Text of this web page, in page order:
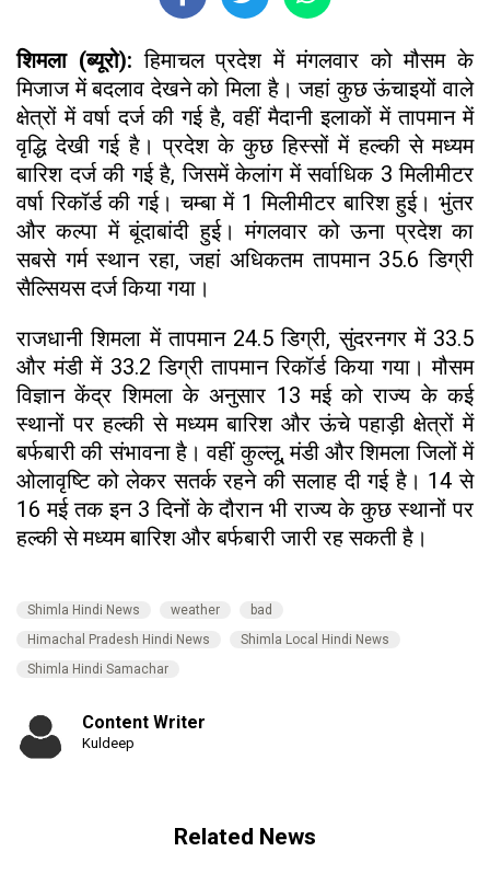
शिमला (ब्यूरो): हिमाचल प्रदेश में मंगलवार को मौसम के
मिजाज में बदलाव देखने को मिला है। जहां कुछ ऊंचाइयों वाले
क्षेत्रों में वर्षा दर्ज की गई है, वहीं मैदानी इलाकों में तापमान में
वृद्धि देखी गई है। प्रदेश के कुछ हिस्सों में हल्की से मध्यम
बारिश दर्ज की गई है, जिसमें केलांग में सर्वाधिक 3 मिलीमीटर
वर्षा रिकॉर्ड की गई। चम्बा में 1 मिलीमीटर बारिश हुई। भुंतर
और कल्पा में बूंदाबांदी हुई। मंगलवार को ऊना प्रदेश का
सबसे गर्म स्थान रहा, जहां अधिकतम तापमान 35.6 डिग्री
सैल्सियस दर्ज किया गया।
राजधानी शिमला में तापमान 24.5 डिग्री, सुंदरनगर में 33.5
और मंडी में 33.2 डिग्री तापमान रिकॉर्ड किया गया। मौसम
विज्ञान केंद्र शिमला के अनुसार 13 मई को राज्य के कई
स्थानों पर हल्की से मध्यम बारिश और ऊंचे पहाड़ी क्षेत्रों में
बर्फबारी की संभावना है। वहीं कुल्लू, मंडी और शिमला जिलों में
ओलावृष्टि को लेकर सतर्क रहने की सलाह दी गई है। 14 से
16 मई तक इन 3 दिनों के दौरान भी राज्य के कुछ स्थानों पर
हल्की से मध्यम बारिश और बर्फबारी जारी रह सकती है।
Shimla Hindi News weather
bad
Himachal Pradesh Hindi News
Shimla Local Hindi News
Shimla Hindi Samachar
Content Writer
Kuldeep
Related News